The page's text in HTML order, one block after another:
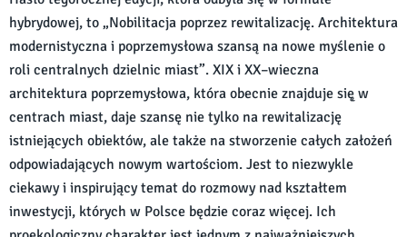
hybrydowej, to „Nobilitacja poprzez rewitalizację. Architektura
modernistyczna i poprzemysłowa szansą na nowe myślenie o
roli centralnych dzielnic miast”. XIX i XX–wieczna
architektura poprzemysłowa, która obecnie znajduje się̨ w
centrach miast, daje szansę nie tylko na rewitalizację
istniejących obiektów, ale także na stworzenie całych założeń
odpowiadających nowym wartościom. Jest to niezwykle
ciekawy i inspirujący temat do rozmowy nad kształtem
inwestycji, których w Polsce będzie coraz więcej. Ich